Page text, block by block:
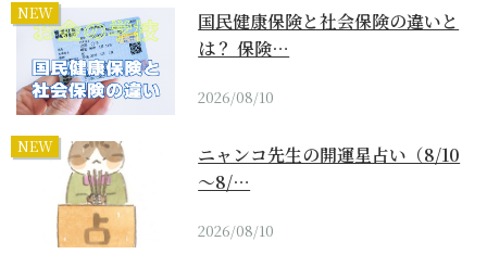
NEW
国民健康保険と社会保険の違いと
は？ 保険…
2026/08/10
NEW
ニャンコ先生の開運星占い（8/10
～8/…
2026/08/10